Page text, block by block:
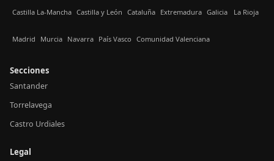
Castilla La-Mancha Castilla y León Cataluña Extremadura Galicia La Rioja
Madrid Murcia Navarra País Vasco Comunidad Valenciana
Secciones
Santander
Torrelavega
Castro Urdiales
Legal